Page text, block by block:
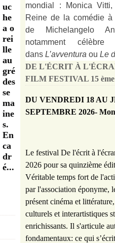
uc
he
a o
rei
lle
au
gré
des
se
ma
ine
s.
En
ca
dr
é...
mondial : Monica
Reine de la comédie à
de Michelangelo
notamment
dans L’avventura ou Le
DE L'ÉCRIT À
FILM FESTIVAL 15
DU VENDREDI 18 AU
SEPTEMBRE 2026-
Le festival De l'écrit à
2026 pour sa quinzième
Véritable temps fort de
par l'association éponyme,
présent cinéma et
culturels et interartistiques
enrichissants. Il s'articule
fondamentaux: ce qui